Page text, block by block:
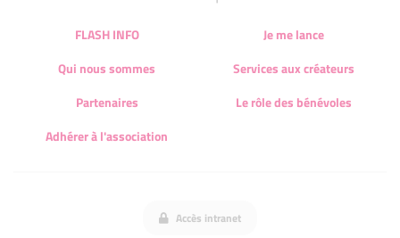
FLASH INFO
Je me lance
Qui nous sommes
Services aux créateurs
Partenaires
Le rôle des bénévoles
Adhérer à l'association
Accès intranet